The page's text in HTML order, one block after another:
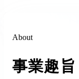
2026.06.29
様式1応募申請書
About
事業趣旨